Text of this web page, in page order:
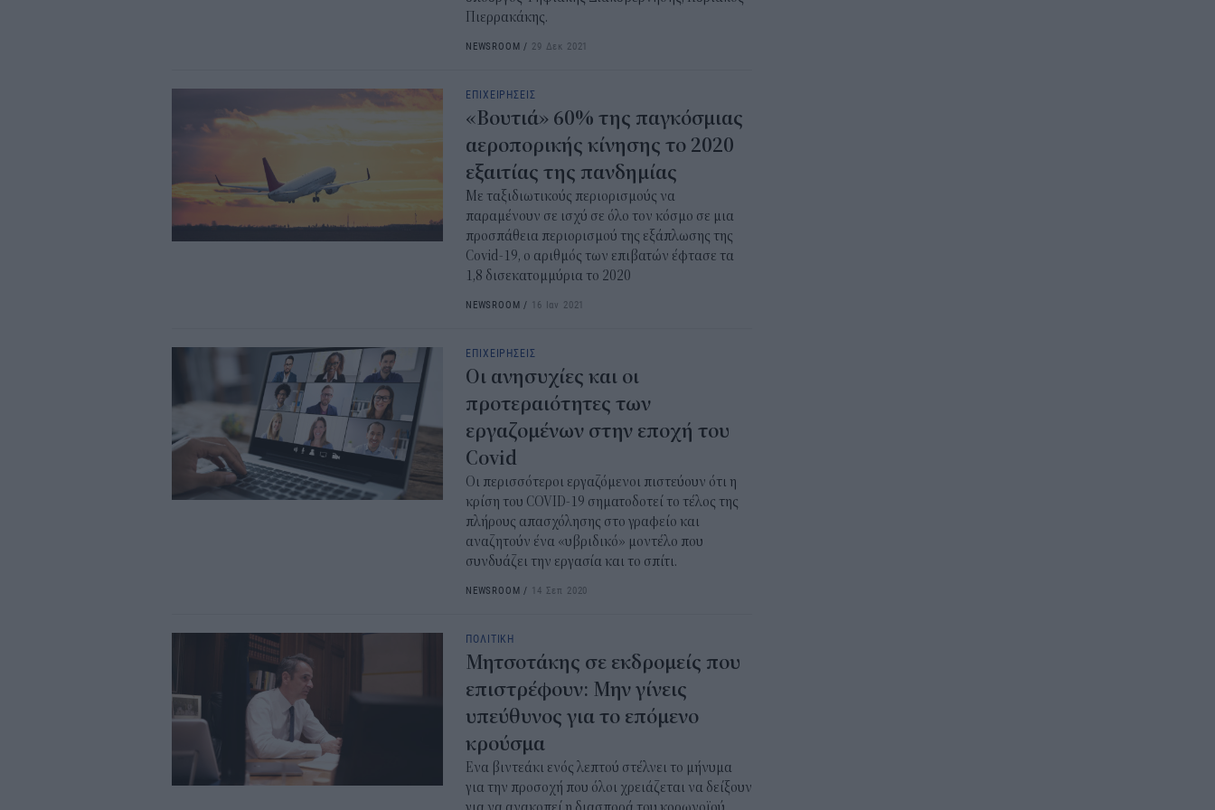
Πιερρακάκης.
NEWSROOM / 29 Δεκ 2021
ΕΠΙΧΕΙΡΗΣΕΙΣ
«Βουτιά» 60% της παγκόσμιας
αεροπορικής κίνησης το 2020
εξαιτίας της πανδημίας
Με ταξιδιωτικούς περιορισμούς να
παραμένουν σε ισχύ σε όλο τον κόσμο σε μια
προσπάθεια περιορισμού της εξάπλωσης της
Covid-19, ο αριθμός των επιβατών έφτασε τα
1,8 δισεκατομμύρια το 2020
NEWSROOM / 16 Ιαν 2021
ΕΠΙΧΕΙΡΗΣΕΙΣ
Οι ανησυχίες και οι
προτεραιότητες των
εργαζομένων στην εποχή του
Covid
Οι περισσότεροι εργαζόμενοι πιστεύουν ότι η
κρίση του COVID-19 σηματοδοτεί το τέλος της
πλήρους απασχόλησης στο γραφείο και
αναζητούν ένα «υβριδικό» μοντέλο που
συνδυάζει την εργασία και το σπίτι.
NEWSROOM / 14 Σεπ 2020
ΠΟΛΙΤΙΚΗ
Μητσοτάκης σε εκδρομείς που
επιστρέφουν: Μην γίνεις
υπεύθυνος για το επόμενο
κρούσμα
Ενα βιντεάκι ενός λεπτού στέλνει το μήνυμα
για την προσοχή που όλοι χρειάζεται να δείξουν